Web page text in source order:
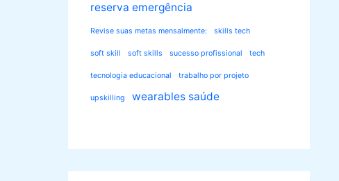
reserva emergência
Revise suas metas mensalmente: skills tech
soft skill soft skills sucesso profissional tech
tecnologia educacional trabalho por projeto
upskilling wearables saúde